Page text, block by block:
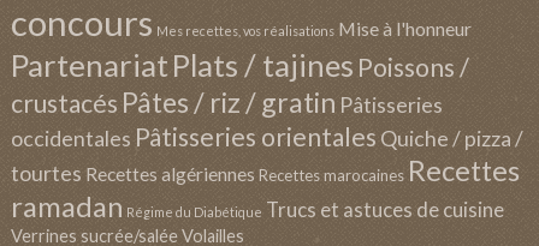
concours Mes recettes, vos réalisations Mise à l'honneur
Partenariat Plats / tajines Poissons /
crustacés Pâtes / riz / gratin Pâtisseries
occidentales Pâtisseries orientales Quiche / pizza /
tourtes Recettes algériennes Recettes marocaines Recettes
ramadan Régime du Diabétique Trucs et astuces de cuisine
Verrines sucrée/saléeVolailles